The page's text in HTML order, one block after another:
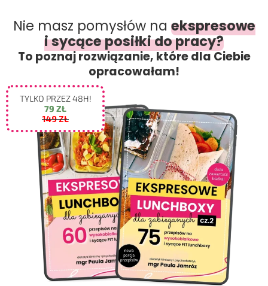
Nie masz pomysłów na ekspresowe
i sycące posiłki do pracy?
To poznaj rozwiązanie, które dla Ciebie
opracowałam!
TYLKO PRZEZ 48H!
79 ZŁ
149 ZŁ